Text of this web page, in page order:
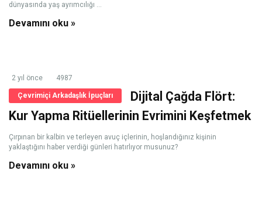
dünyasında yaş ayrımcılığı ...
Devamını oku »
2 yıl önce 4987
Çevrimiçi Arkadaşlık İpuçları
Dijital Çağda Flört:
Kur Yapma Ritüellerinin Evrimini Keşfetmek
Çırpınan bir kalbin ve terleyen avuç içlerinin, hoşlandığınız kişinin
yaklaştığını haber verdiği günleri hatırlıyor musunuz?
Devamını oku »